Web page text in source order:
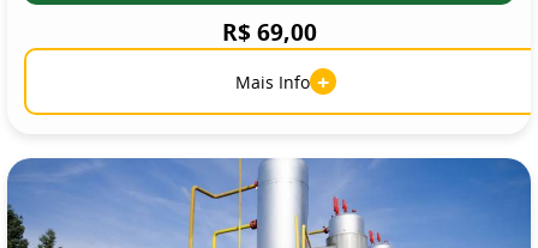
R$ 69,00
Mais Info +